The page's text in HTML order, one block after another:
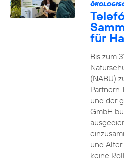
für
Bis zum
(NABU)
Partnern
und der
GmbH
und
keine